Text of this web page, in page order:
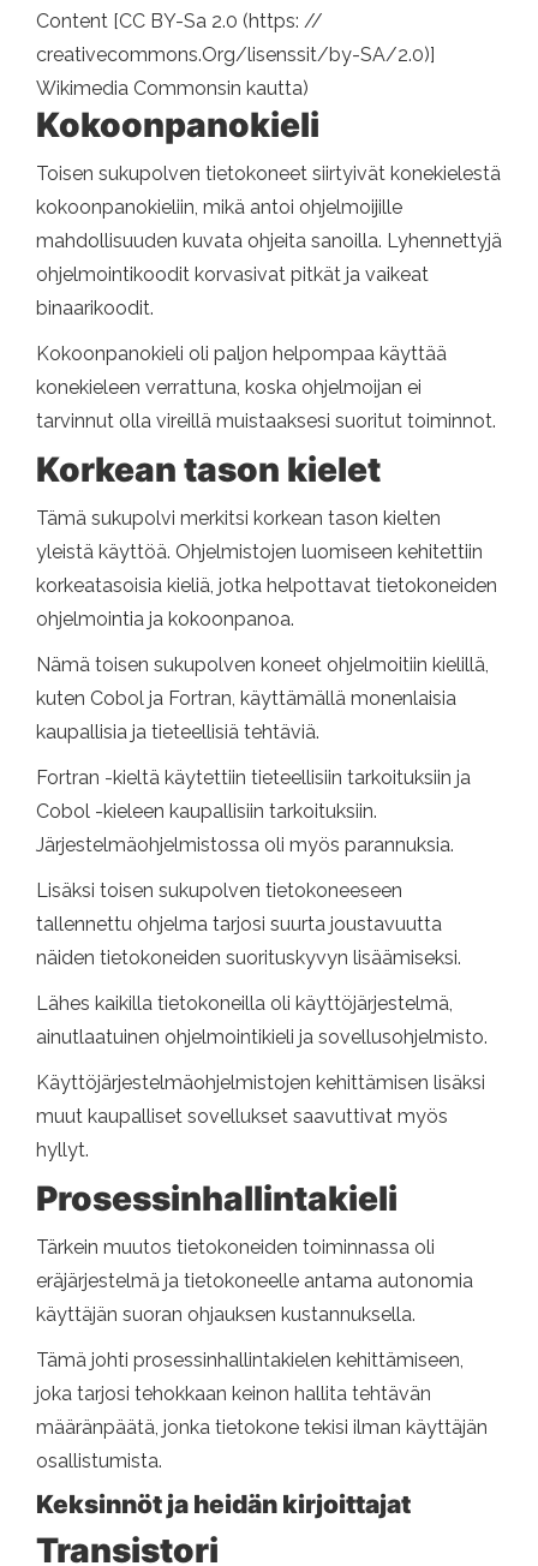
Content [CC BY-Sa 2.0 (https: //
creativecommons.Org/lisenssit/by-SA/2.0)]
Wikimedia Commonsin kautta)
Kokoonpanokieli
Toisen sukupolven tietokoneet siirtyivät konekielestä
kokoonpanokieliin, mikä antoi ohjelmoijille
mahdollisuuden kuvata ohjeita sanoilla. Lyhennettyjä
ohjelmointikoodit korvasivat pitkät ja vaikeat
binaarikoodit.
Kokoonpanokieli oli paljon helpompaa käyttää
konekieleen verrattuna, koska ohjelmoijan ei
tarvinnut olla vireillä muistaaksesi suoritut toiminnot.
Korkean tason kielet
Tämä sukupolvi merkitsi korkean tason kielten
yleistä käyttöä. Ohjelmistojen luomiseen kehitettiin
korkeatasoisia kieliä, jotka helpottavat tietokoneiden
ohjelmointia ja kokoonpanoa.
Nämä toisen sukupolven koneet ohjelmoitiin kielillä,
kuten Cobol ja Fortran, käyttämällä monenlaisia ​​
kaupallisia ja tieteellisiä tehtäviä.
Fortran -kieltä käytettiin tieteellisiin tarkoituksiin ja
Cobol -kieleen kaupallisiin tarkoituksiin.
Järjestelmäohjelmistossa oli myös parannuksia.
Lisäksi toisen sukupolven tietokoneeseen
tallennettu ohjelma tarjosi suurta joustavuutta
näiden tietokoneiden suorituskyvyn lisäämiseksi.
Lähes kaikilla tietokoneilla oli käyttöjärjestelmä,
ainutlaatuinen ohjelmointikieli ja sovellusohjelmisto.
Käyttöjärjestelmäohjelmistojen kehittämisen lisäksi
muut kaupalliset sovellukset saavuttivat myös
hyllyt.
Prosessinhallintakieli
Tärkein muutos tietokoneiden toiminnassa oli
eräjärjestelmä ja tietokoneelle antama autonomia
käyttäjän suoran ohjauksen kustannuksella.
Tämä johti prosessinhallintakielen kehittämiseen,
joka tarjosi tehokkaan keinon hallita tehtävän
määränpäätä, jonka tietokone tekisi ilman käyttäjän
osallistumista.
Keksinnöt ja heidän kirjoittajat
Transistori